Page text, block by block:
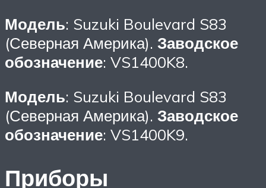
Модель: Suzuki Boulevard S83
(Северная Америка). Заводское
обозначение: VS1400K8.
Модель: Suzuki Boulevard S83
(Северная Америка). Заводское
обозначение: VS1400K9.
Приборы